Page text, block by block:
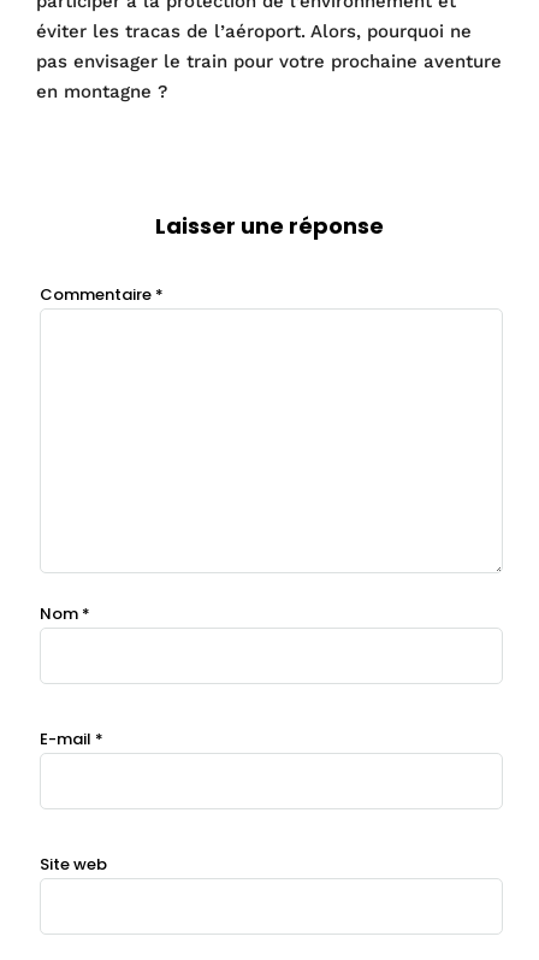
éviter les tracas de l’aéroport. Alors, pourquoi ne
pas envisager le train pour votre prochaine aventure
en montagne ?
Laisser une réponse
Commentaire *
Nom *
E-mail *
Site web